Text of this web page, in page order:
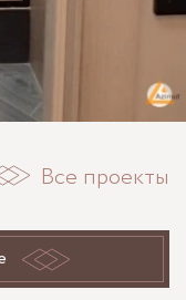
Все проекты